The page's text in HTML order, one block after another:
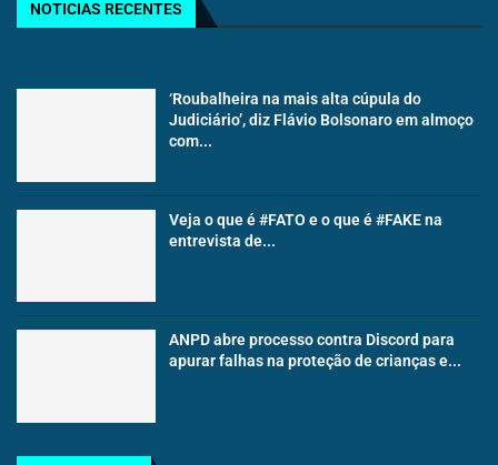
NOTICIAS RECENTES
‘Roubalheira na mais alta cúpula do
Judiciário’, diz Flávio Bolsonaro em almoço
com...
Veja o que é #FATO e o que é #FAKE na
entrevista de...
ANPD abre processo contra Discord para
apurar falhas na proteção de crianças e...